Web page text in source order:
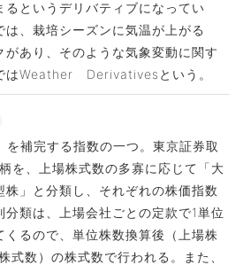
るというデリバティブになってい
、栽培シーズンに気温が上がる
があり、そのような気象変動に関す
はWeather Derivativesという。
を補完する指数の一つ。東京証券取
を、上場株式数の多寡に応じて「大
」と分類し、それぞれの株価指数
類は、上場会社ごとの定款で1単位
くるので、単位株数換算後（上場株
式数）の株式数で行われる。また、